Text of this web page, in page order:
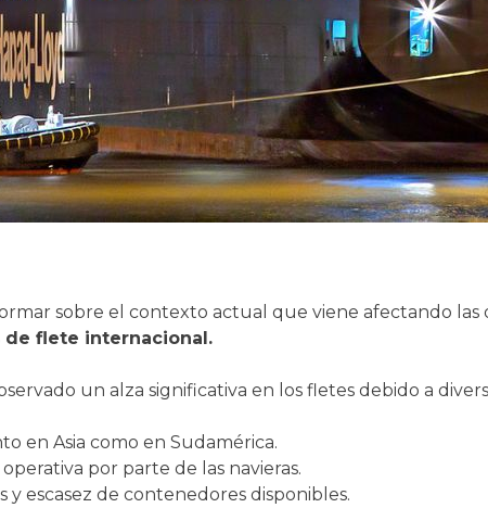
sobre el contexto actual que viene afectando
de flete internacional.
un alza significativa en los fletes debido a
en Asia como en Sudamérica.
por parte de las navieras.
escasez de contenedores disponibles.